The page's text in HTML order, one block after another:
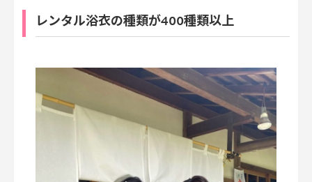
レンタル浴衣の種類が400種類以上